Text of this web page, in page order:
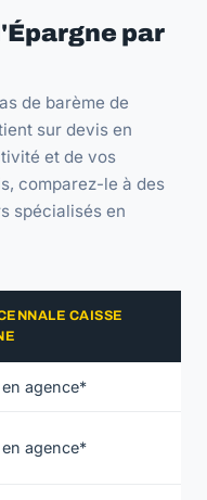
par
de barème de
sur devis en
et de vos
comparez-le à des
spécialisés en
CAISSE
agence*
agence*